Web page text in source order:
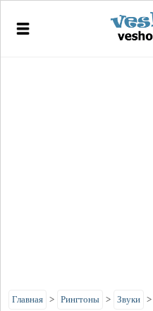
Главная > Рингтоны > Звуки >